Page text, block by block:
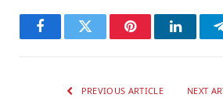
FacebookTwitter Pinterest
PREVIOUS ARTICLE NEXT